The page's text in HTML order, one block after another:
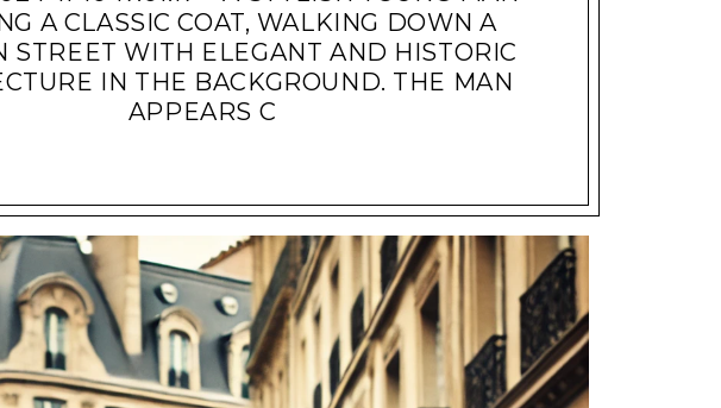
A CLASSIC COAT, WALKING DOWN A
STREET WITH ELEGANT AND HISTORIC
IN THE BACKGROUND. THE MAN
APPEARS C